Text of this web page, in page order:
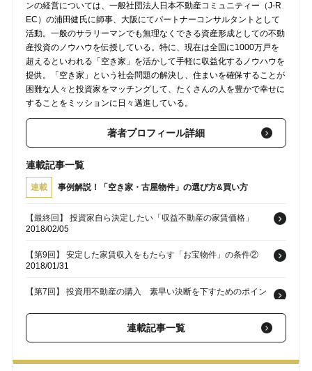
ンの経営については、一般社団法人日本不動産コミュニティー（J-R
EC）の浦田健氏に師事、大阪にてパートナーコンサルタントとして
活動。一般のサラリーマンでも無理なくできる資産形成としての不動
産投資のノウハウを伝授している。特に、現在は全国に1000万戸を
超えるといわれる「空き家」を活かして手軽に収益化するノウハウを
提供。「空き家」という社会問題の解決し、住まいを確保することが
困難な人々と投資家をマッチングして、たくさんの人を豊かで幸せに
することをミッションに日々邁進している。
著者プロフィール詳細
連載記事一覧
連載 事例解説！「空き家・古屋物件」の選び方&買い方
【最終回】 投資家自ら決定したい「収益不動産の家賃価格」
2018/02/05
【第9回】 安定した家賃収入をもたらす「お宝物件」の条件②
2018/01/31
【第7回】 投資用不動産の購入 素早い決断を下すためのポイン
【第6回】 空き家・古屋の購入･･･物件に見合う予算を算出する
連載記事一覧